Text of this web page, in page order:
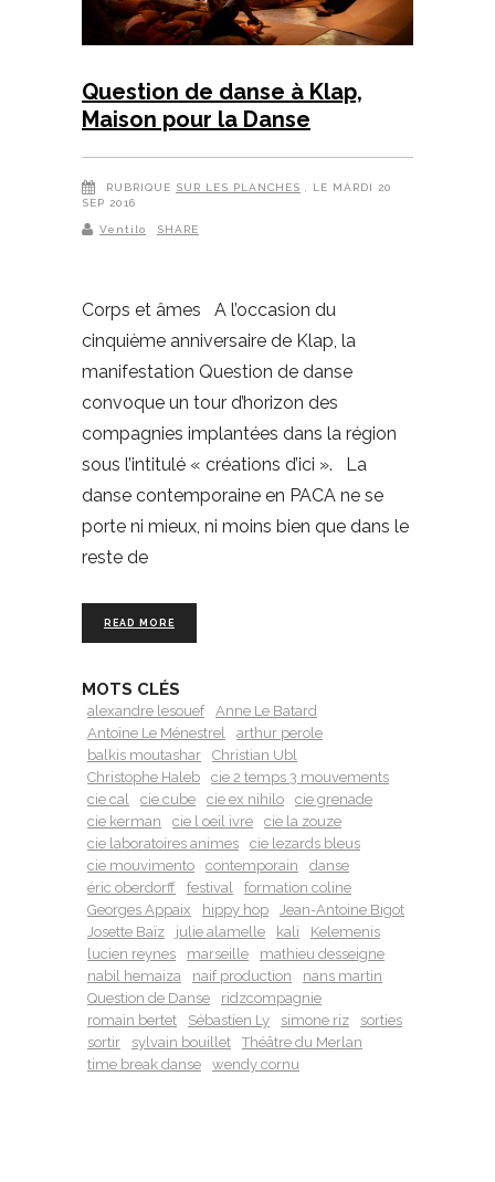
Question de danse à Klap,
Maison pour la Danse
RUBRIQUE SUR LES PLANCHES
, LE MARDI 20
SEP 2016
Ventilo SHARE
Corps et âmes A l’occasion du
cinquième anniversaire de Klap, la
manifestation Question de danse
convoque un tour d’horizon des
compagnies implantées dans la région
sous l’intitulé « créations d’ici ». La
danse contemporaine en PACA ne se
porte ni mieux, ni moins bien que dans le
reste de
READ MORE
MOTS CLÉS
alexandre lesouef
Anne Le Batard
Antoine Le Ménestrel
arthur perole
balkis moutashar
Christian Ubl
Christophe Haleb
cie 2 temps 3 mouvements
cie cal
cie cube cie ex nihilo
cie grenade
cie kerman
cie l oeil ivre
cie la zouze
cie laboratoires animes
cie lezards bleus
cie mouvimento
contemporain
danse
éric oberdorff
festival
formation coline
Georges Appaix
hippy hop
Jean-Antoine Bigot
Josette Baïz
julie alamelle kali
Kelemenis
lucien reynes
marseille
mathieu desseigne
nabil hemaiza
naif production
nans martin
Question de Danse
ridzcompagnie
romain bertet
Sébastien Ly simone riz
sorties
sortir
sylvain bouillet
Théâtre du Merlan
time break danse
wendy cornu